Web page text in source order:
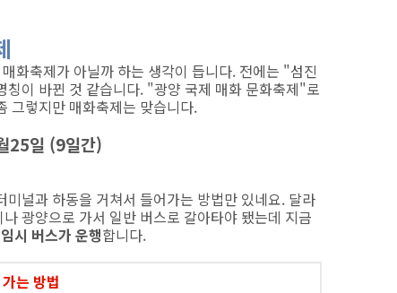
화축제가 아닐까 하는 생각이 듭니다. 전에는 "섬진
이 바뀐 것 같습니다. "광양 국제 매화 문화축제"로
그렇지만 매화축제는 맞습니다.
25일 (9일간)
미널과 하동을 거쳐서 들어가는 방법만 있네요. 달라
광양으로 가서 일반 버스로 갈아타야 됐는데 지금
시 버스가 운행합니다.
는 방법